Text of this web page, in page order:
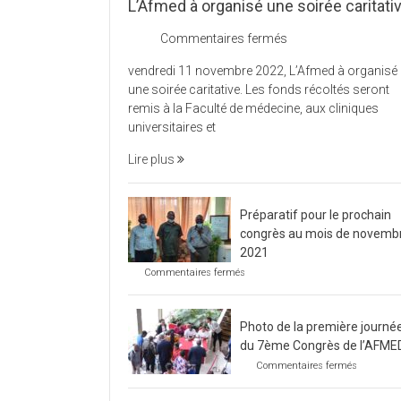
L’Afmed à organisé une soirée
Commentaires fermés
à
organisé
une
vendredi 11 novembre 2022, L’Afmed à organisé
une soirée caritative. Les fonds récoltés seront
remis à la Faculté de médecine, aux cliniques
universitaires et
Lire plus
Préparatif pour le prochain
congrès au mois de
2021
Commentaires fermés
prochain
congrès
mois
de
Photo de la première
du 7ème Congrès de
Commentaires fermés